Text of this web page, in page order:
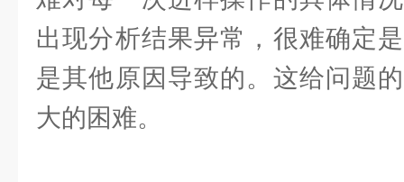
出现分析结果异常，很难确定
是其他原因导致的。这给问题
大的困难。